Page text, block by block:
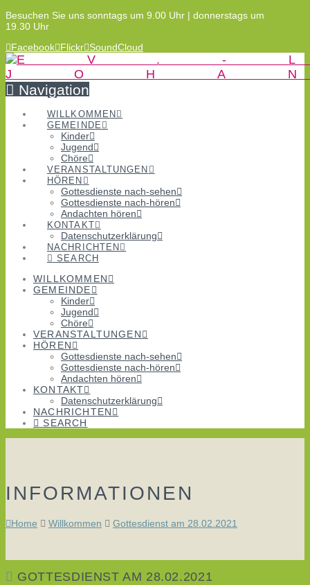
Besuchen Sie uns sonntags um 9.00 Uhr | donnerstags um
19.30 Uhr
Facebook Flickr SoundCloud
Navigation
WILLKOMMEN
GEMEINDE
Kinder
Jugend
Chöre
VERANSTALTUNGEN
HÖREN
Gottesdienste nach-sehen
Gottesdienste nach-hören
Andachten hören
KONTAKT
Datenschutzerklärung
NACHRICHTEN
SEARCH
WILLKOMMEN
GEMEINDE
Kinder
Jugend
Chöre
VERANSTALTUNGEN
HÖREN
Gottesdienste nach-sehen
Gottesdienste nach-hören
Andachten hören
KONTAKT
Datenschutzerklärung
NACHRICHTEN
SEARCH
INFORMATIONEN
Home Willkommen Gottesdienst am 28.02.2021
GOTTESDIENST AM 28.02.2021